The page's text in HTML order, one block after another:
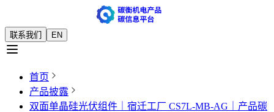
联系我们 EN
首页
产品披露
双面单晶硅光伏组件｜宿迁工厂 CS7L-MB-AG｜产品碳